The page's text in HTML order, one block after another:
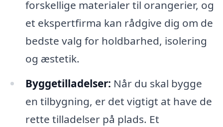
forskellige materialer til orangerier, og
et ekspertfirma kan rådgive dig om de
bedste valg for holdbarhed, isolering
og æstetik.
Byggetilladelser: Når du skal bygge
en tilbygning, er det vigtigt at have de
rette tilladelser på plads. Et